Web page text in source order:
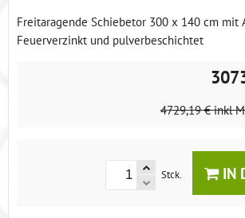
Freitaragende Schiebetor 300 x 140 cm mit
Feuerverzinkt und pulverbeschichtet
4729,19 € inkl
Stck. IN